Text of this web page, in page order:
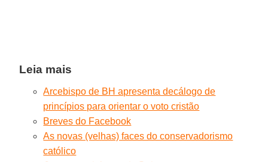
Leia mais
Arcebispo de BH apresenta decálogo de
princípios para orientar o voto cristão
Breves do Facebook
As novas (velhas) faces do conservadorismo
católico